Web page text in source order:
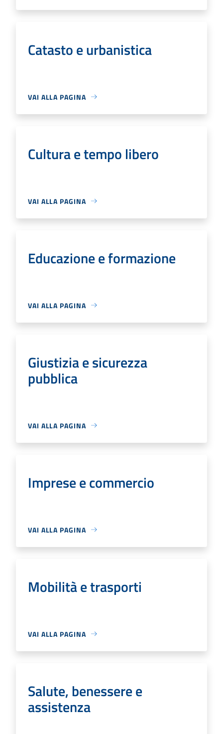
Catasto e urbanistica
VAI ALLA PAGINA
Cultura e tempo libero
VAI ALLA PAGINA
Educazione e formazione
VAI ALLA PAGINA
Giustizia e sicurezza
pubblica
VAI ALLA PAGINA
Imprese e commercio
VAI ALLA PAGINA
Mobilità e trasporti
VAI ALLA PAGINA
Salute, benessere e
assistenza